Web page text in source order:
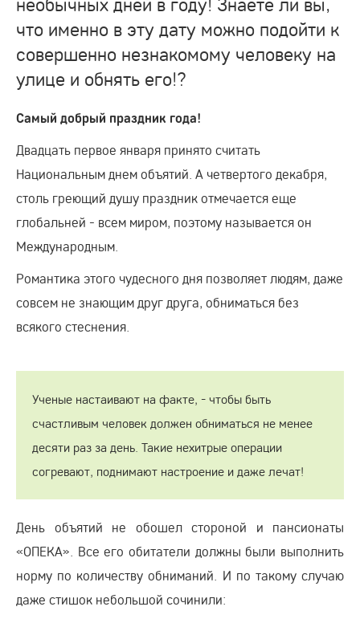
что именно в эту дату можно подойти к
совершенно незнакомому человеку на
улице и обнять его!?
Самый добрый праздник года!
Двадцать первое января принято считать
Национальным днем объятий. А четвертого декабря,
столь греющий душу праздник отмечается еще
глобальней - всем миром, поэтому называется он
Международным.
Романтика этого чудесного дня позволяет людям, даже
совсем не знающим друг друга, обниматься без
всякого стеснения.
Ученые настаивают на факте, - чтобы быть
счастливым человек должен обниматься не менее
десяти раз за день. Такие нехитрые операции
согревают, поднимают настроение и даже лечат!
День объятий не обошел стороной и пансионаты
«ОПЕКА». Все его обитатели должны были выполнить
норму по количеству обниманий. И по такому случаю
даже стишок небольшой сочинили: